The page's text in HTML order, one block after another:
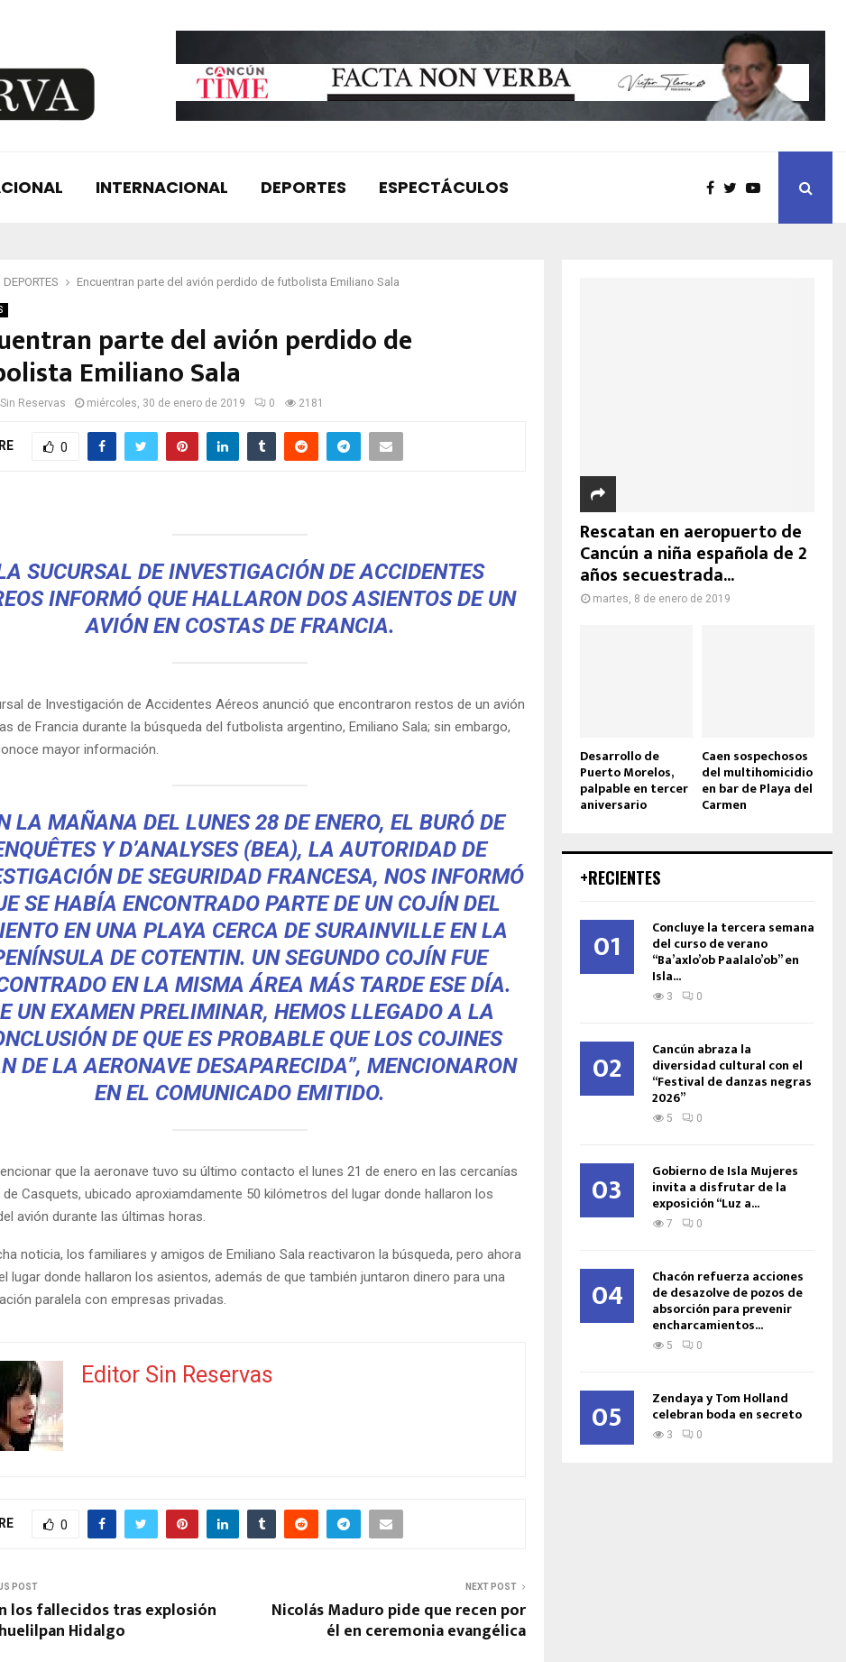
INTERNACIONAL DEPORTES ESPECTÁCULOS
DEPORTES Encuentran parte del avión perdido de futbolista Emiliano Sala
parte del avión perdido de
Emiliano Sala
Reservas miércoles, 30 de enero de 2019 0 2181
0
SUCURSAL DE INVESTIGACIÓN DE ACCIDENTES
INFORMÓ QUE HALLARON DOS ASIENTOS DE UN
AVIÓN EN COSTAS DE FRANCIA.
de Investigación de Accidentes Aéreos anunció que encontraron restos de un avión
de Francia durante la búsqueda del futbolista argentino, Emiliano Sala; sin embargo,
mayor información.
LA MAÑANA DEL LUNES 28 DE ENERO, EL BURÓ DE
Y D’ANALYSES (BEA), LA AUTORIDAD DE
DE SEGURIDAD FRANCESA, NOS INFORMÓ
SE HABÍA ENCONTRADO PARTE DE UN COJÍN DEL
EN UNA PLAYA CERCA DE SURAINVILLE EN LA
DE COTENTIN. UN SEGUNDO COJÍN FUE
EN LA MISMA ÁREA MÁS TARDE ESE DÍA.
UN EXAMEN PRELIMINAR, HEMOS LLEGADO A LA
DE QUE ES PROBABLE QUE LOS COJINES
DE LA AERONAVE DESAPARECIDA”, MENCIONARON
EN EL COMUNICADO EMITIDO.
que la aeronave tuvo su último contacto el lunes 21 de enero en las cercanías
Casquets, ubicado aproxiamdamente 50 kilómetros del lugar donde hallaron los
avión durante las últimas horas.
noticia, los familiares y amigos de Emiliano Sala reactivaron la búsqueda, pero ahora
lugar donde hallaron los asientos, además de que también juntaron dinero para una
paralela con empresas privadas.
Editor Sin Reservas
0
POST
los fallecidos tras explosión
Hidalgo
NEXT POST
Nicolás Maduro pide que recen por
él en ceremonia evangélica
Rescatan en aeropuerto de
Cancún a niña española de 2
años secuestrada...
martes, 8 de enero de 2019
Desarrollo de
Puerto Morelos,
palpable en tercer
aniversario
Caen sospechosos
del multihomicidio
en bar de Playa del
Carmen
+RECIENTES
01 Concluye la tercera semana
del curso de verano
“Ba’axlo’ob Paalalo’ob” en
Isla...
3 0
02 Cancún abraza la
diversidad cultural con el
“Festival de danzas negras
2026”
5 0
03 Gobierno de Isla Mujeres
invita a disfrutar de la
exposición “Luz a...
7 0
04 Chacón refuerza acciones
de desazolve de pozos de
absorción para prevenir
encharcamientos...
5 0
05 Zendaya y Tom Holland
celebran boda en secreto
3 0